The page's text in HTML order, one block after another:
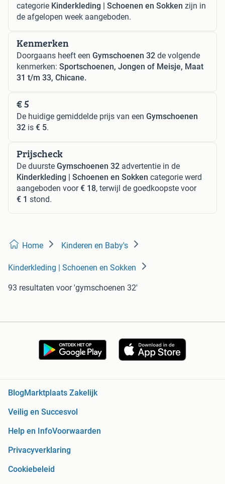
categorie Kinderkleding | Schoenen en Sokken zijn in
de afgelopen week aangeboden.
Kenmerken
Doorgaans heeft een Gymschoenen 32 de volgende
kenmerken: Sportschoenen, Jongen of Meisje, Maat
31 t/m 33, Chicane.
€ 5
De huidige gemiddelde prijs van een Gymschoenen
32 is € 5.
Prijscheck
De duurste Gymschoenen 32 advertentie in de
Kinderkleding | Schoenen en Sokken categorie werd
aangeboden voor€ 18, terwijl de goedkoopste voor
€ 1 stond.
Home Kinderen en Baby's
Kinderkleding | Schoenen en Sokken
93 resultaten voor 'gymschoenen 32'
BlogMarktplaats Zakelijk
Veilig en Succesvol
Help en InfoVoorwaarden
Privacyverklaring
Cookiebeleid